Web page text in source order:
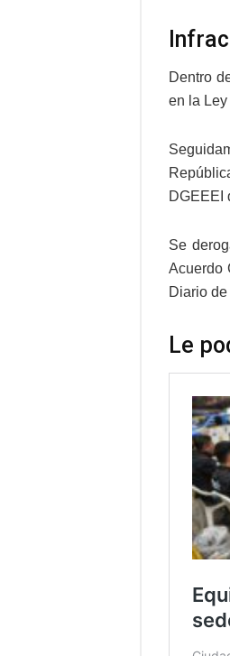
Dentro
en la
DGEEEI
Se
Acuerdo
Diario
Le